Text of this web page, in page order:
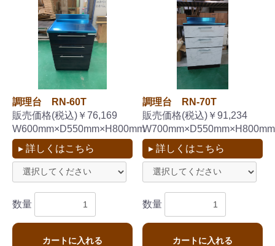
調理台 RN-60T
販売価格(税込)￥76,169
W600mm×D550mm×H800mm
▸ 詳しくはこちら
数量
カートに入れる
調理台 RN-70T
販売価格(税込)￥91,234
W700mm×D550mm×H800mm
▸ 詳しくはこちら
数量
カートに入れる